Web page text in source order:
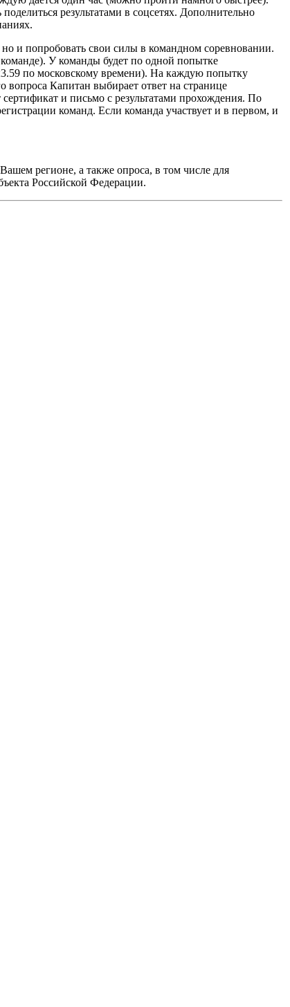
результатами в соцсетях. Дополнительно
и попробовать свои силы в командном соревновании.
команде). У команды будет по одной попытке
по московскому времени). На каждую попытку
Капитан выбирает ответ на странице
и письмо с результатами прохождения. По
команд. Если команда участвует и в первом, и
регионе, а также опроса, в том числе для
Российской Федерации.